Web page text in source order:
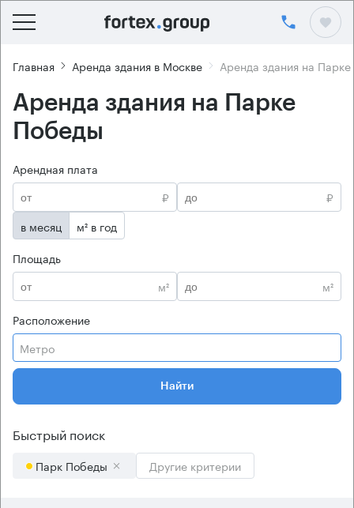
Главная Аренда здания в Москве Аренда здания на
Аренда здания на Парке
Победы
Арендная плата
₽
₽
в месяц
м² в год
Площадь
м²
м²
Расположение
Метро
Найти
Быстрый поиск
Парк Победы Другие критерии